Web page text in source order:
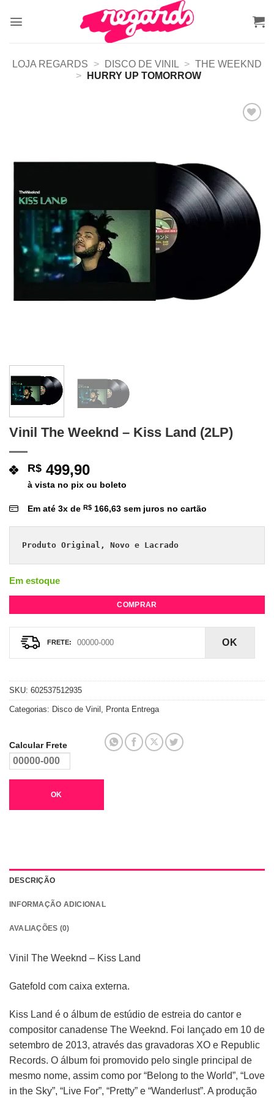
LOJA REGARDS > DISCO DE VINIL > THE WEEKND
>
HURRY UP TOMORROW
Vinil The Weeknd – Kiss Land (2LP)
R$ 499,90
à vista no pix ou boleto
Em até 3x de R$ 166,63 sem juros no cartão
Produto Original, Novo e Lacrado
Em estoque
COMPRAR
OK
SKU: 602537512935
Categorias: Disco de Vinil Pronta Entrega
Calcular Frete
OK
DESCRIÇÃO
INFORMAÇÃO ADICIONAL
AVALIAÇÕES (0)
Vinil The Weeknd – Kiss Land
Gatefold com caixa externa.
Kiss Land é o álbum de estúdio de estreia do cantor e
compositor canadense The Weeknd. Foi lançado em 10 de
setembro de 2013, através das gravadoras XO e Republic
Records. O álbum foi promovido pelo single principal de
mesmo nome, assim como por “Belong to the World”, “Love
in the Sky”, “Live For”, “Pretty” e “Wanderlust”. A produção